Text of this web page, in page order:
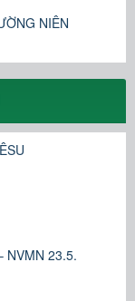
NIÊN
NVMN 23.5.